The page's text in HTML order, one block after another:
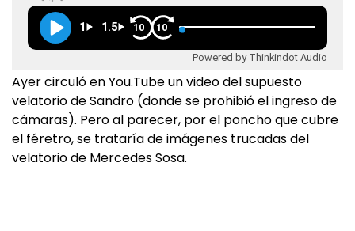
1 1.5 10 10
Powered by Thinkindot Audio
Ayer circuló en You.Tube un video del supuesto
velatorio de Sandro (donde se prohibió el ingreso de
cámaras). Pero al parecer, por el poncho que cubre
el féretro, se trataría de imágenes trucadas del
velatorio de Mercedes Sosa.